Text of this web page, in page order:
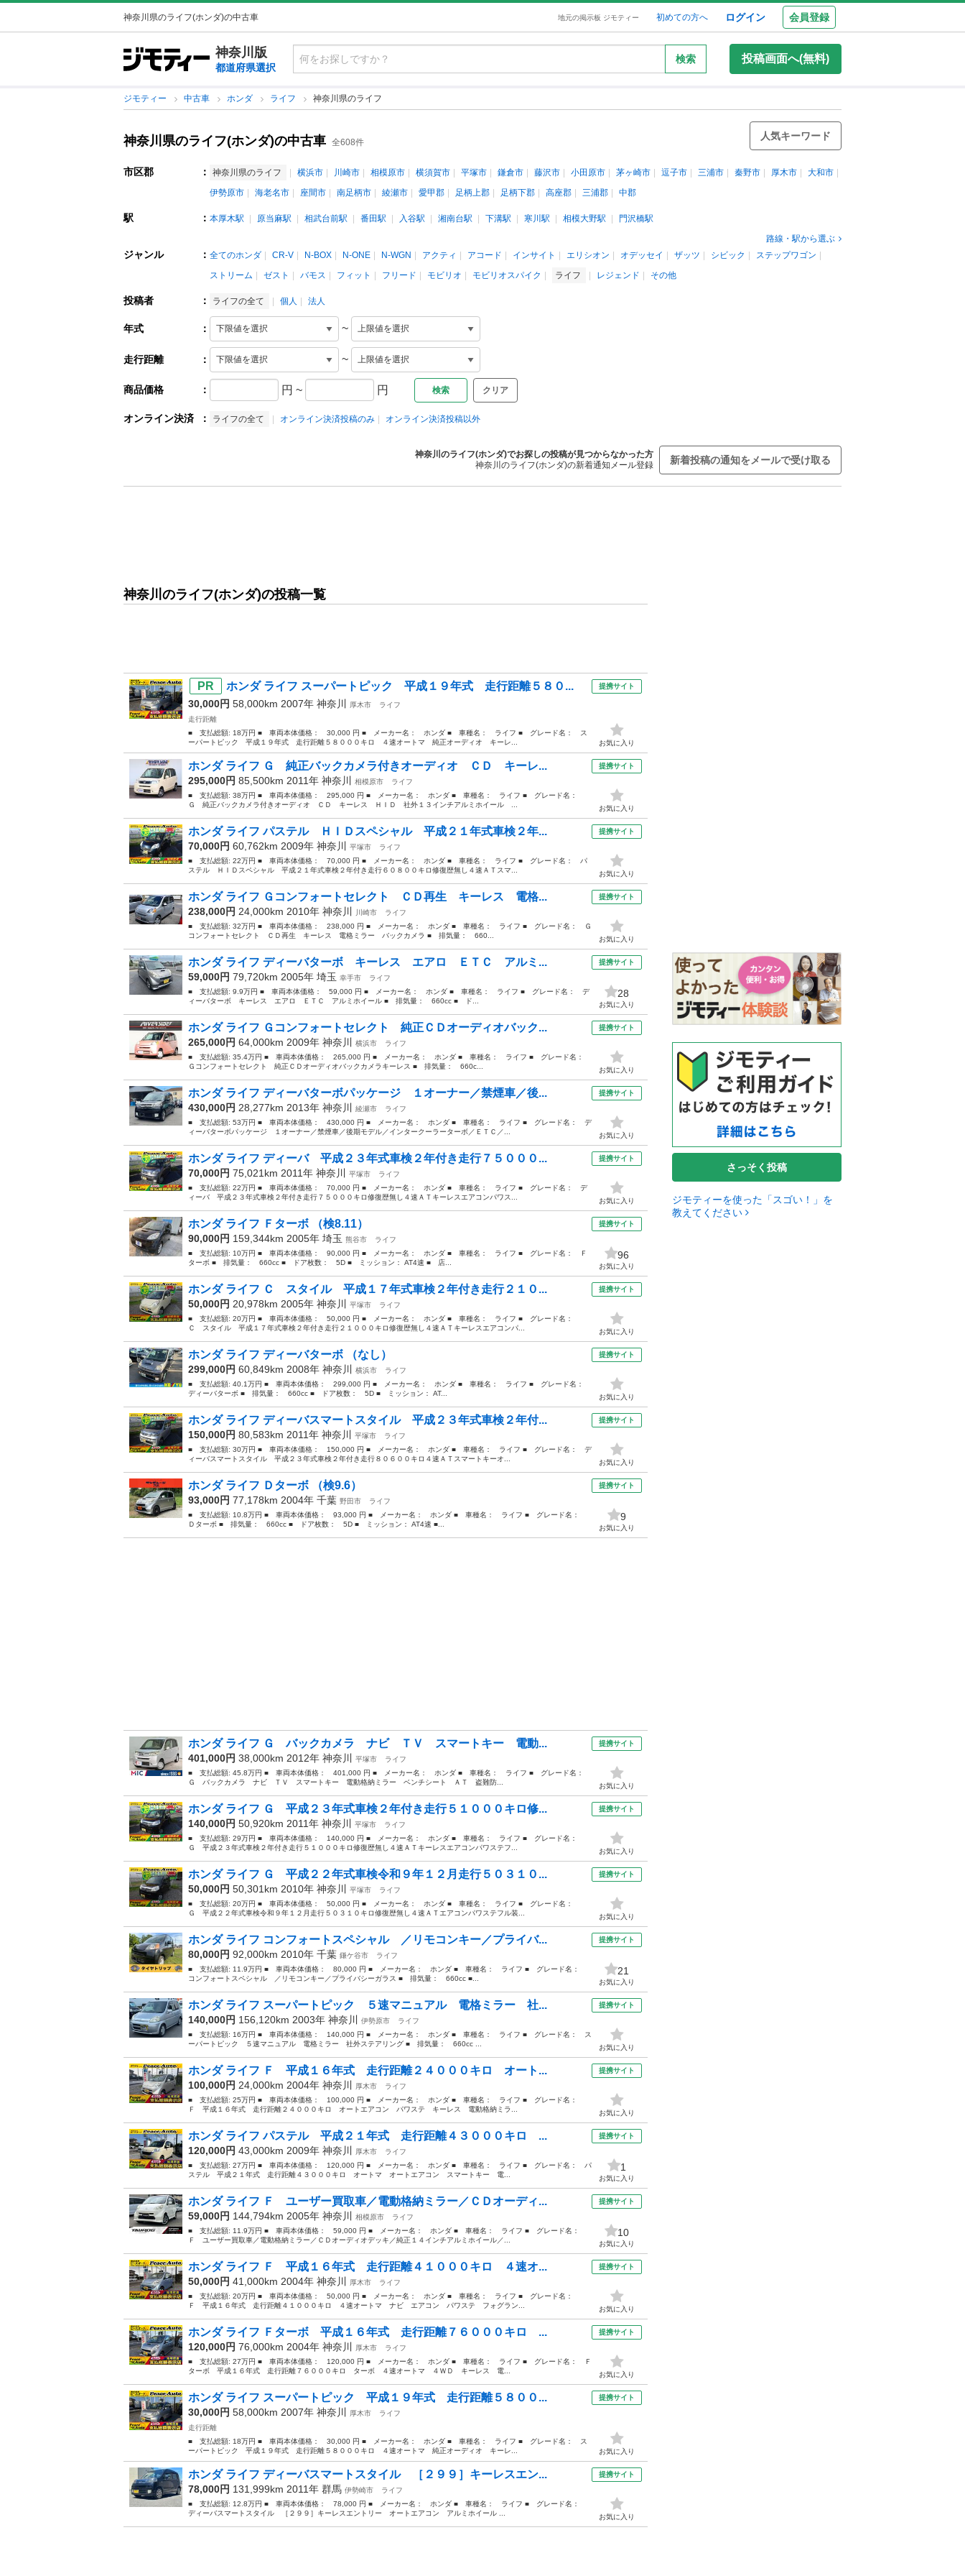
神奈川県のライフ(ホンダ)の中古車 地元の掲示板 ジモティー 初めての方へ ログイン 会員登録
神奈川版
都道府県選択
検索 投稿画面へ(無料)
ジモティー 中古車 ホンダ ライフ 神奈川県のライフ
神奈川県のライフ(ホンダ)の中古車 全608件
人気キーワード
市区郡 ： 神奈川県のライフ 横浜市 川崎市 相模原市 横須賀市 平塚市 鎌倉市 藤沢市 小田原市 茅ヶ崎市 逗子市 三浦市 秦野市 厚木市
大和市
伊勢原市
海老名市 座間市 南足柄市 綾瀬市 愛甲郡 足柄上郡 足柄下郡 高座郡 三浦郡 中郡
駅 ： 本厚木駅 原当麻駅 相武台前駅 番田駅 入谷駅 湘南台駅 下溝駅 寒川駅 相模大野駅
門沢橋駅
路線・駅から選ぶ
ジャンル ： 全てのホンダ CR-V N-BOX N-ONE N-WGN アクティ アコード インサイト エリシオン オデッセイ ザッツ シビック
ステップワゴン
ストリーム
ゼスト バモス フィット フリード モビリオ モビリオスパイク ライフ レジェンド その他
投稿者 ： ライフの全て 個人 法人
年式 ： ~
走行距離 ： ~
商品価格 ： 円 ~ 円 クリア
オンライン決済 ： ライフの全て オンライン決済投稿のみ オンライン決済投稿以外
神奈川のライフ(ホンダ)でお探しの投稿が見つからなかった方
神奈川のライフ(ホンダ)の新着通知メール登録
新着投稿の通知をメールで受け取る
神奈川のライフ(ホンダ)の投稿一覧
ホンダ ライフ スーパートピック 平成１９年式 走行距離５８０...
30,000円 58,000km 2007年 神奈川 厚木市
ライフ
走行距離
■ 支払総額: 18万円 ■ 車両本体価格： 30,000 円 ■ メーカー名： ホンダ ■ 車種名： ライフ ■ グレード名： ス
ーパートピック 平成１９年式 走行距離５８０００キロ ４速オートマ 純正オーディオ キーレ...
提携サイト
お気に入り
ホンダ ライフ Ｇ 純正バックカメラ付きオーディオ ＣＤ キーレ...
295,000円 85,500km 2011年 神奈川 相模原市
ライフ
■ 支払総額: 38万円 ■ 車両本体価格： 295,000 円 ■ メーカー名： ホンダ ■ 車種名： ライフ ■ グレード名：
Ｇ 純正バックカメラ付きオーディオ ＣＤ キーレス ＨＩＤ 社外１３インチアルミホイール ...
提携サイト
お気に入り
ホンダ ライフ パステル ＨＩＤスペシャル 平成２１年式車検２年...
70,000円 60,762km 2009年 神奈川 平塚市
ライフ
■ 支払総額: 22万円 ■ 車両本体価格： 70,000 円 ■ メーカー名： ホンダ ■ 車種名： ライフ ■ グレード名： パ
ステル ＨＩＤスペシャル 平成２１年式車検２年付き走行６０８００キロ修復歴無し４速ＡＴスマ...
提携サイト
お気に入り
ホンダ ライフ Ｇコンフォートセレクト ＣＤ再生 キーレス 電格...
238,000円 24,000km 2010年 神奈川 川崎市
ライフ
■ 支払総額: 32万円 ■ 車両本体価格： 238,000 円 ■ メーカー名： ホンダ ■ 車種名： ライフ ■ グレード名： Ｇ
コンフォートセレクト ＣＤ再生 キーレス 電格ミラー バックカメラ ■ 排気量： 660...
提携サイト
お気に入り
ホンダ ライフ ディーバターボ キーレス エアロ ＥＴＣ アルミ...
59,000円 79,720km 2005年 埼玉 幸手市
ライフ
■ 支払総額: 9.9万円 ■ 車両本体価格： 59,000 円 ■ メーカー名： ホンダ ■ 車種名： ライフ ■ グレード名： デ
ィーバターボ キーレス エアロ ＥＴＣ アルミホイール ■ 排気量： 660cc ■ ド...
提携サイト
28
お気に入り
ホンダ ライフ Ｇコンフォートセレクト 純正ＣＤオーディオバック...
265,000円 64,000km 2009年 神奈川 横浜市
ライフ
■ 支払総額: 35.4万円 ■ 車両本体価格： 265,000 円 ■ メーカー名： ホンダ ■ 車種名： ライフ ■ グレード名：
Ｇコンフォートセレクト 純正ＣＤオーディオバックカメラキーレス ■ 排気量： 660c...
提携サイト
お気に入り
ホンダ ライフ ディーバターボパッケージ １オーナー／禁煙車／後...
430,000円 28,277km 2013年 神奈川 綾瀬市
ライフ
■ 支払総額: 53万円 ■ 車両本体価格： 430,000 円 ■ メーカー名： ホンダ ■ 車種名： ライフ ■ グレード名： デ
ィーバターボパッケージ １オーナー／禁煙車／後期モデル／インタークーラーターボ／ＥＴＣ／...
提携サイト
お気に入り
ホンダ ライフ ディーバ 平成２３年式車検２年付き走行７５０００...
70,000円 75,021km 2011年 神奈川 平塚市
ライフ
■ 支払総額: 22万円 ■ 車両本体価格： 70,000 円 ■ メーカー名： ホンダ ■ 車種名： ライフ ■ グレード名： デ
ィーバ 平成２３年式車検２年付き走行７５０００キロ修復歴無し４速ＡＴキーレスエアコンパワス...
提携サイト
お気に入り
ホンダ ライフ Ｆターボ （検8.11）
90,000円 159,344km 2005年 埼玉 熊谷市
ライフ
■ 支払総額: 10万円 ■ 車両本体価格： 90,000 円 ■ メーカー名： ホンダ ■ 車種名： ライフ ■ グレード名： Ｆ
ターボ ■ 排気量： 660cc ■ ドア枚数： 5D ■ ミッション： AT4速 ■ 店...
提携サイト
96
お気に入り
ホンダ ライフ Ｃ スタイル 平成１７年式車検２年付き走行２１０...
50,000円 20,978km 2005年 神奈川 平塚市
ライフ
■ 支払総額: 20万円 ■ 車両本体価格： 50,000 円 ■ メーカー名： ホンダ ■ 車種名： ライフ ■ グレード名：
Ｃ スタイル 平成１７年式車検２年付き走行２１０００キロ修復歴無し４速ＡＴキーレスエアコンパ...
提携サイト
お気に入り
ホンダ ライフ ディーバターボ （なし）
299,000円 60,849km 2008年 神奈川 横浜市
ライフ
■ 支払総額: 40.1万円 ■ 車両本体価格： 299,000 円 ■ メーカー名： ホンダ ■ 車種名： ライフ ■ グレード名：
ディーバターボ ■ 排気量： 660cc ■ ドア枚数： 5D ■ ミッション： AT...
提携サイト
お気に入り
ホンダ ライフ ディーバスマートスタイル 平成２３年式車検２年付...
150,000円 80,583km 2011年 神奈川 平塚市
ライフ
■ 支払総額: 30万円 ■ 車両本体価格： 150,000 円 ■ メーカー名： ホンダ ■ 車種名： ライフ ■ グレード名： デ
ィーバスマートスタイル 平成２３年式車検２年付き走行８０６００キロ４速ＡＴスマートキーオ...
提携サイト
お気に入り
ホンダ ライフ Ｄターボ （検9.6）
93,000円 77,178km 2004年 千葉 野田市
ライフ
■ 支払総額: 10.8万円 ■ 車両本体価格： 93,000 円 ■ メーカー名： ホンダ ■ 車種名： ライフ ■ グレード名：
Ｄターボ ■ 排気量： 660cc ■ ドア枚数： 5D ■ ミッション： AT4速 ■...
提携サイト
9
お気に入り
ホンダ ライフ Ｇ バックカメラ ナビ ＴＶ スマートキー 電動...
401,000円 38,000km 2012年 神奈川 平塚市
ライフ
■ 支払総額: 45.8万円 ■ 車両本体価格： 401,000 円 ■ メーカー名： ホンダ ■ 車種名： ライフ ■ グレード名：
Ｇ バックカメラ ナビ ＴＶ スマートキー 電動格納ミラー ベンチシート ＡＴ 盗難防...
提携サイト
お気に入り
ホンダ ライフ Ｇ 平成２３年式車検２年付き走行５１０００キロ修...
140,000円 50,920km 2011年 神奈川 平塚市
ライフ
■ 支払総額: 29万円 ■ 車両本体価格： 140,000 円 ■ メーカー名： ホンダ ■ 車種名： ライフ ■ グレード名：
Ｇ 平成２３年式車検２年付き走行５１０００キロ修復歴無し４速ＡＴキーレスエアコンパワステフ...
提携サイト
お気に入り
ホンダ ライフ Ｇ 平成２２年式車検令和９年１２月走行５０３１０...
50,000円 50,301km 2010年 神奈川 平塚市
ライフ
■ 支払総額: 20万円 ■ 車両本体価格： 50,000 円 ■ メーカー名： ホンダ ■ 車種名： ライフ ■ グレード名：
Ｇ 平成２２年式車検令和９年１２月走行５０３１０キロ修復歴無し４速ＡＴエアコンパワステフル装...
提携サイト
お気に入り
ホンダ ライフ コンフォートスペシャル ／リモコンキー／プライバ...
80,000円 92,000km 2010年 千葉 鎌ケ谷市
ライフ
■ 支払総額: 11.9万円 ■ 車両本体価格： 80,000 円 ■ メーカー名： ホンダ ■ 車種名： ライフ ■ グレード名：
コンフォートスペシャル ／リモコンキー／プライバシーガラス ■ 排気量： 660cc ■...
提携サイト
21
お気に入り
ホンダ ライフ スーパートピック ５速マニュアル 電格ミラー 社...
140,000円 156,120km 2003年 神奈川 伊勢原市
ライフ
■ 支払総額: 16万円 ■ 車両本体価格： 140,000 円 ■ メーカー名： ホンダ ■ 車種名： ライフ ■ グレード名： ス
ーパートピック ５速マニュアル 電格ミラー 社外ステアリング ■ 排気量： 660cc ...
提携サイト
お気に入り
ホンダ ライフ Ｆ 平成１６年式 走行距離２４０００キロ オート...
100,000円 24,000km 2004年 神奈川 厚木市
ライフ
■ 支払総額: 25万円 ■ 車両本体価格： 100,000 円 ■ メーカー名： ホンダ ■ 車種名： ライフ ■ グレード名：
Ｆ 平成１６年式 走行距離２４０００キロ オートエアコン パワステ キーレス 電動格納ミラ...
提携サイト
お気に入り
ホンダ ライフ パステル 平成２１年式 走行距離４３０００キロ ...
120,000円 43,000km 2009年 神奈川 厚木市
ライフ
■ 支払総額: 27万円 ■ 車両本体価格： 120,000 円 ■ メーカー名： ホンダ ■ 車種名： ライフ ■ グレード名： パ
ステル 平成２１年式 走行距離４３０００キロ オートマ オートエアコン スマートキー 電...
提携サイト
1
お気に入り
ホンダ ライフ Ｆ ユーザー買取車／電動格納ミラー／ＣＤオーディ...
59,000円 144,794km 2005年 神奈川 相模原市
ライフ
■ 支払総額: 11.9万円 ■ 車両本体価格： 59,000 円 ■ メーカー名： ホンダ ■ 車種名： ライフ ■ グレード名：
Ｆ ユーザー買取車／電動格納ミラー／ＣＤオーディオデッキ／純正１４インチアルミホイール／...
提携サイト
10
お気に入り
ホンダ ライフ Ｆ 平成１６年式 走行距離４１０００キロ ４速オ...
50,000円 41,000km 2004年 神奈川 厚木市
ライフ
■ 支払総額: 20万円 ■ 車両本体価格： 50,000 円 ■ メーカー名： ホンダ ■ 車種名： ライフ ■ グレード名：
Ｆ 平成１６年式 走行距離４１０００キロ ４速オートマ ナビ エアコン パワステ フォグラン...
提携サイト
お気に入り
ホンダ ライフ Ｆターボ 平成１６年式 走行距離７６０００キロ ...
120,000円 76,000km 2004年 神奈川 厚木市
ライフ
■ 支払総額: 27万円 ■ 車両本体価格： 120,000 円 ■ メーカー名： ホンダ ■ 車種名： ライフ ■ グレード名： Ｆ
ターボ 平成１６年式 走行距離７６０００キロ ターボ ４速オートマ ４ＷＤ キーレス 電...
提携サイト
お気に入り
ホンダ ライフ スーパートピック 平成１９年式 走行距離５８００...
30,000円 58,000km 2007年 神奈川 厚木市
ライフ
走行距離
■ 支払総額: 18万円 ■ 車両本体価格： 30,000 円 ■ メーカー名： ホンダ ■ 車種名： ライフ ■ グレード名： ス
ーパートピック 平成１９年式 走行距離５８０００キロ ４速オートマ 純正オーディオ キーレ...
提携サイト
お気に入り
ホンダ ライフ ディーバスマートスタイル ［２９９］キーレスエン...
78,000円 131,999km 2011年 群馬 伊勢崎市
ライフ
■ 支払総額: 12.8万円 ■ 車両本体価格： 78,000 円 ■ メーカー名： ホンダ ■ 車種名： ライフ ■ グレード名：
ディーバスマートスタイル ［２９９］キーレスエントリー オートエアコン アルミホイール ...
提携サイト
お気に入り
さっそく投稿
ジモティーを使った「スゴい！」を
教えてください